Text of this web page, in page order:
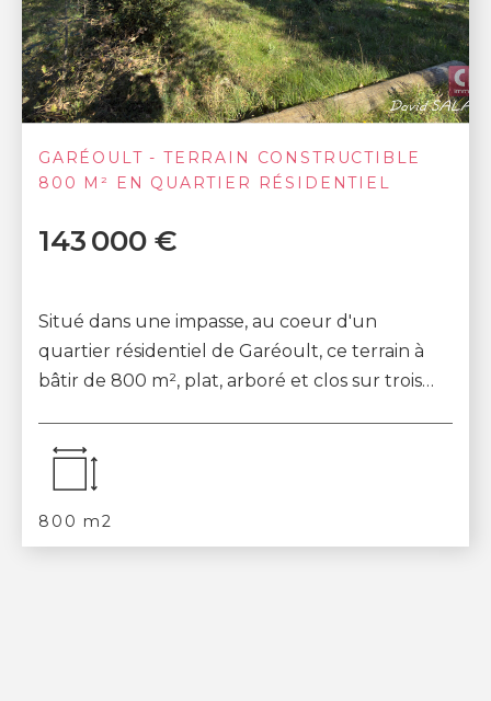
GARÉOULT - TERRAIN CONSTRUCTIBLE
800 M² EN QUARTIER RÉSIDENTIEL
143 000 €
Situé dans une impasse, au coeur d'un
quartier résidentiel de Garéoult, ce terrain à
bâtir de 800 m², plat, arboré et clos sur trois
800 m2